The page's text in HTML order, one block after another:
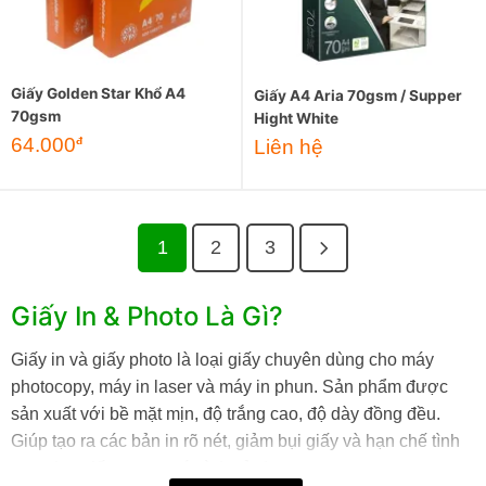
Giấy Golden Star Khổ A4
70gsm
64.000đ
Giấy A4 Aria 70gsm / Supper
Hight White
Liên hệ
1 2 3
Giấy In & Photo Là Gì?
Giấy in và giấy photo là loại giấy chuyên dùng cho máy
photocopy, máy in laser và máy in phun. Sản phẩm được
sản xuất với bề mặt mịn, độ trắng cao, độ dày đồng đều.
Giúp tạo ra các bản in rõ nét, giảm bụi giấy và hạn chế tình